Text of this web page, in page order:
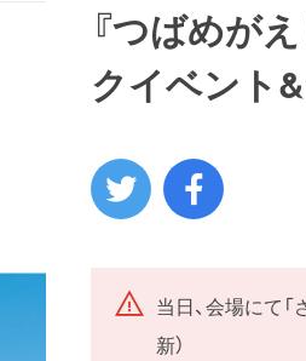
『つばめが
クイベント
当日、会場にて
新）